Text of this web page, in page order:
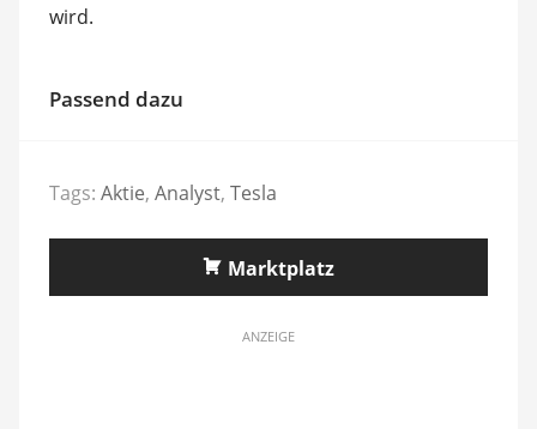
wird.
Passend dazu
Tags: Aktie, Analyst, Tesla
Marktplatz
ANZEIGE